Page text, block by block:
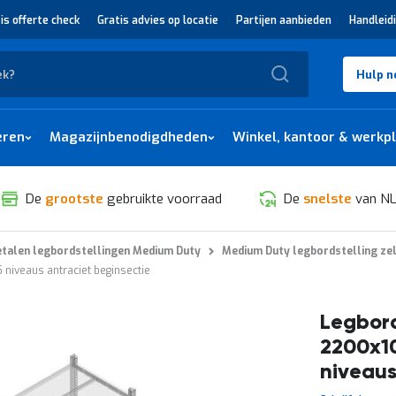
offerte check Gratis advies op locatie Partijen aanbieden
Hulp
Magazijnbenodigdheden Winkel, kantoor &
De grootste gebruikte voorraad De snelste van
legbordstellingen Medium Duty
Medium Duty legbordstelling
antraciet beginsectie